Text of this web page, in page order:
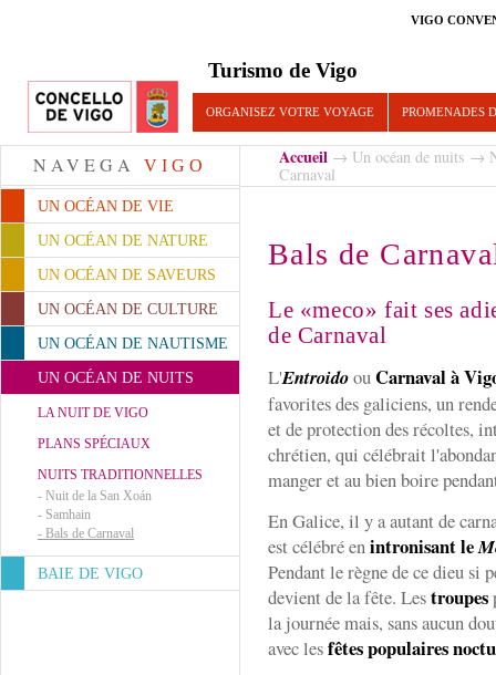
VIGO
Turismo de Vigo
ORGANISEZ VOTRE VOYAGE PROMENADES
NAVEGA VIGO
UN OCÉAN DE VIE
UN OCÉAN DE NATURE
UN OCÉAN DE SAVEURS
UN OCÉAN DE CULTURE
UN OCÉAN DE NAUTISME
UN OCÉAN DE NUITS
LA NUIT DE VIGO
PLANS SPÉCIAUX
NUITS TRADITIONNELLES
- Nuit de la San Xoán
- Samhain
- Bals de Carnaval
BAIE DE VIGO
Accueil → Un océan de nuits →
Carnaval
Bals de
Le «meco» fait ses
de Carnaval
L'EntroidoouCarnaval à
favorites des galiciens, un
et de protection des récoltes,
chrétien, qui célébrait
manger et au bien boire
En Galice, il y a autant de
est célébré enintronisant le
Pendant le règne de ce dieu si
devient de la fête. Lestroupes
la journée mais, sans aucun
avec lesfêtes populaires